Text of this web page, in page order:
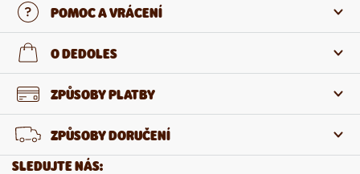
POMOC A VRÁCENÍ
Kontaktujte nás
Vrácení a reklamace
Odstoupení od smlouvy
O DEDOLES
O nás
Velkoobchod
ZPŮSOBY PLATBY
ZPŮSOBY DORUČENÍ
SLEDUJTE NÁS: